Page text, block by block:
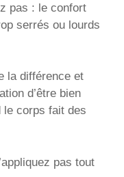
pas : le confort
serrés ou lourds
la différence et
d’être bien
le corps fait des
pas tout